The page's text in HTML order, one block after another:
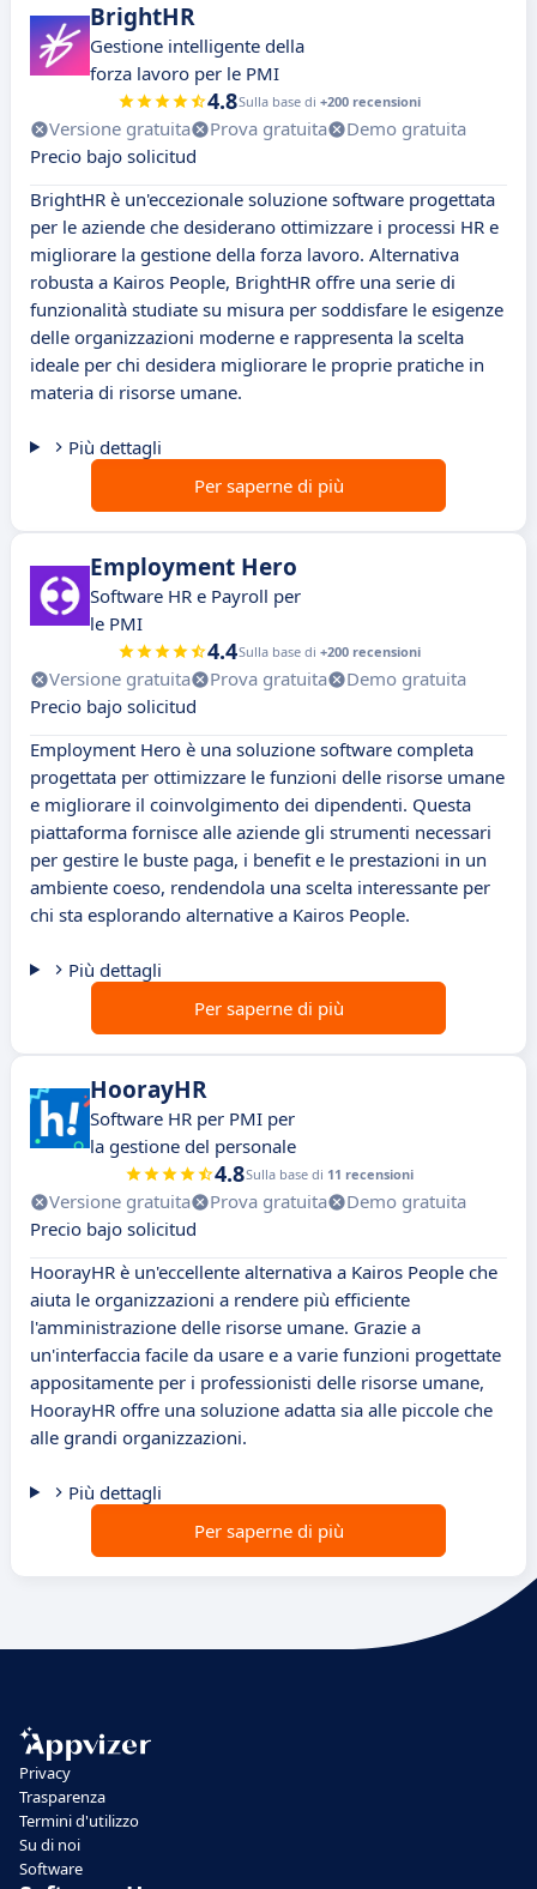
BrightHR
Gestione intelligente della
forza lavoro per le PMI
4.8Sulla base di +200 recensioni
Versione gratuita Prova gratuita
Demo gratuita
Precio bajo solicitud
BrightHR è un'eccezionale soluzione software progettata
per le aziende che desiderano ottimizzare i processi HR e
migliorare la gestione della forza lavoro. Alternativa
robusta a Kairos People, BrightHR offre una serie di
funzionalità studiate su misura per soddisfare le esigenze
delle organizzazioni moderne e rappresenta la scelta
ideale per chi desidera migliorare le proprie pratiche in
materia di risorse umane.
Più dettagli
Per saperne di più
Employment Hero
Software HR e Payroll per
le PMI
4.4Sulla base di +200 recensioni
Versione gratuita Prova gratuita
Demo gratuita
Precio bajo solicitud
Employment Hero è una soluzione software completa
progettata per ottimizzare le funzioni delle risorse umane
e migliorare il coinvolgimento dei dipendenti. Questa
piattaforma fornisce alle aziende gli strumenti necessari
per gestire le buste paga, i benefit e le prestazioni in un
ambiente coeso, rendendola una scelta interessante per
chi sta esplorando alternative a Kairos People.
Più dettagli
Per saperne di più
HoorayHR
Software HR per PMI per
la gestione del personale
4.8Sulla base di 11 recensioni
Versione gratuita Prova gratuita
Demo gratuita
Precio bajo solicitud
HoorayHR è un'eccellente alternativa a Kairos People che
aiuta le organizzazioni a rendere più efficiente
l'amministrazione delle risorse umane. Grazie a
un'interfaccia facile da usare e a varie funzioni progettate
appositamente per i professionisti delle risorse umane,
HoorayHR offre una soluzione adatta sia alle piccole che
alle grandi organizzazioni.
Più dettagli
Per saperne di più
Privacy
Trasparenza
Termini d'utilizzo
Su di noi
Software